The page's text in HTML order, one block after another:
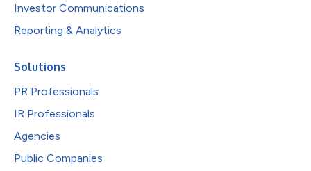
Investor Communications
Reporting & Analytics
Solutions
PR Professionals
IR Professionals
Agencies
Public Companies